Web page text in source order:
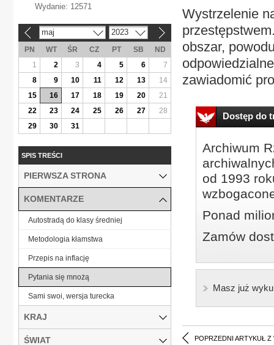
Wystrzelenie
obszar,
zawiadomić
Dostęp do
Archiwum
od 1993
Ponad
Zamów
Masz już
POPRZEDNI ARTYKUŁ Z
Wydanie: 12571
maj 2023
PN WT ŚR CZ PT SB
ND
1
2 3 4 5 6
7
8
9 10 11 12 13
14
15
16 17 18 19 20
21
22
23 24 25 26 27
28
29
30 31
SPIS TREŚCI
PIERWSZA STRONA
KOMENTARZE
Autostradą do klasy średniej
Metodologia kłamstwa
Przepis na inflację
Pytania się mnożą
Sami swoi, wersja turecka
KRAJ
ŚWIAT